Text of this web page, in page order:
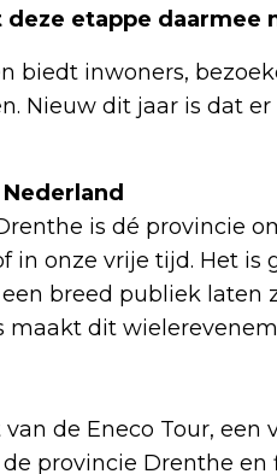
etappe daarmee
biedt inwoners,
Nieuw dit jaar is dat
is dé provincie
in onze vrije tijd. Het is
breed publiek laten
maakt dit
de Eneco Tour, een
provincie Drenthe